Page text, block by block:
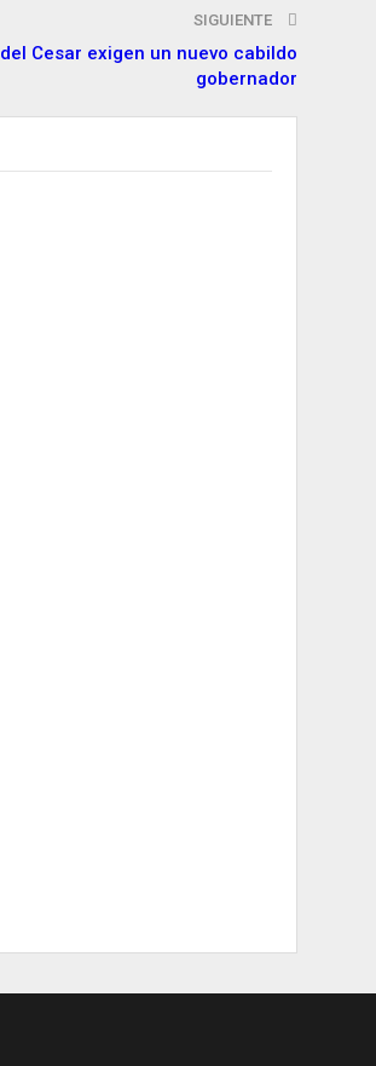
SIGUIENTE
Cesar exigen un nuevo cabildo
gobernador